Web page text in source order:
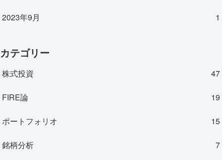
2023年9月 1
カテゴリー
株式投資 47
FIRE論 19
ポートフォリオ 15
銘柄分析 7